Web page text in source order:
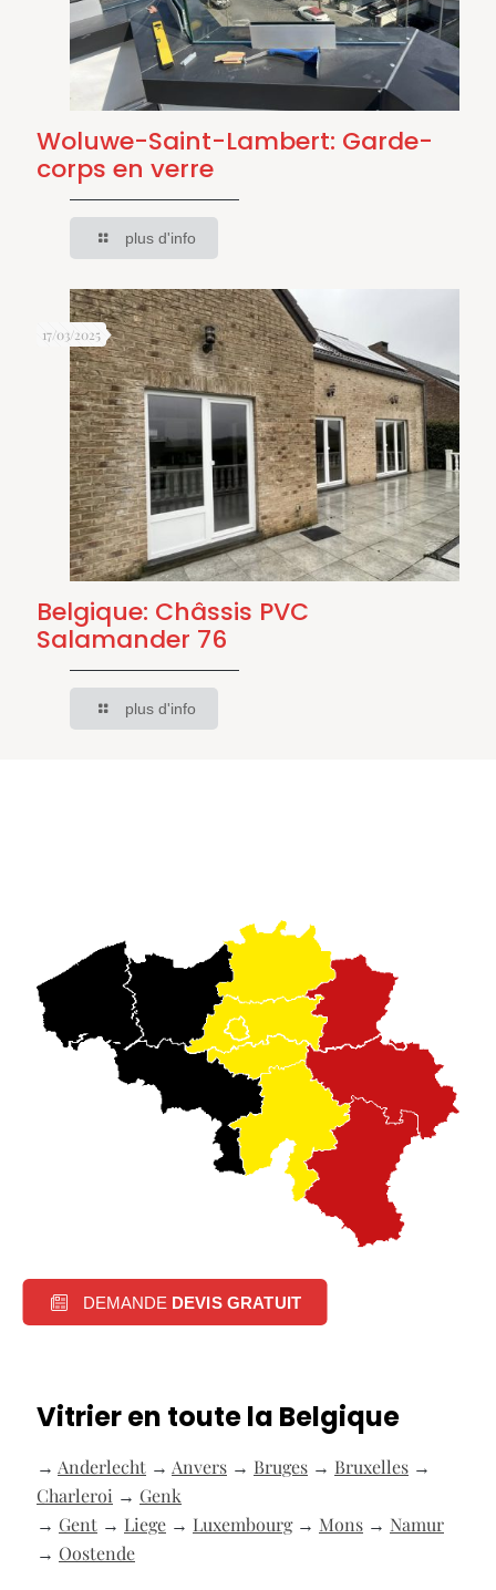
Woluwe-Saint-Lambert: Garde-
corps en verre
plus d'info
17/03/2025
Belgique: Châssis PVC
Salamander 76
plus d'info
DEMANDE DEVIS GRATUIT
Vitrier en toute la Belgique
→ Anderlecht → Anvers → Bruges → Bruxelles →
Charleroi → Genk
→ Gent → Liege → Luxembourg→ Mons → Namur
→ Oostende